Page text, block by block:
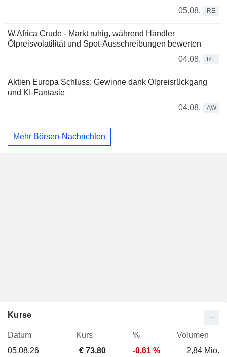
05.08.
RE
W.Africa Crude - Markt ruhig, während Händler
Ölpreisvolatilität und Spot-Ausschreibungen bewerten
04.08.
RE
Aktien Europa Schluss: Gewinne dank Ölpreisrückgang
und KI-Fantasie
04.08.
AW
Mehr Börsen-Nachrichten
Kurse
Datum Kurs %
Volumen
05.08.26
€ 73,80 -0,61 %
2,84 Mio.